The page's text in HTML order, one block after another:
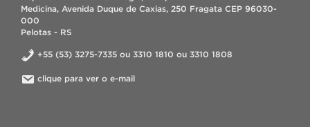
Medicina, Avenida Duque de Caxias, 250 Fragata CEP 96030-
000
Pelotas - RS
+55 (53) 3275-7335 ou 3310 1810 ou 3310 1808
clique para ver o e-mail